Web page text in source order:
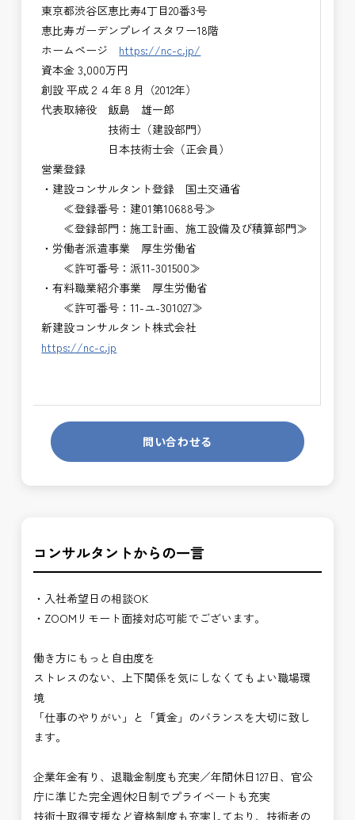
東京都渋谷区恵比寿4丁目20番3号
恵比寿ガーデンプレイスタワー18階
ホームページ https://nc-c.jp/
資本金 3,000万円
創設 平成２４年８月（2012年）
代表取締役 飯島 雄一郎
技術士（建設部門）
日本技術士会（正会員）
営業登録
・建設コンサルタント登録 国土交通省
≪登録番号：建01第10688号≫
≪登録部門：施工計画、施工設備及び積算部門≫
・労働者派遣事業 厚生労働省
≪許可番号：派11-301500≫
・有料職業紹介事業 厚生労働省
≪許可番号：11-ユ-301027≫
新建設コンサルタント株式会社
https://nc-c.jp
問い合わせる
コンサルタントからの一言
・入社希望日の相談OK
・ZOOMリモート面接対応可能でございます。
働き方にもっと自由度を
ストレスのない、上下関係を気にしなくてもよい職場環
境
「仕事のやりがい」と「賃金」のバランスを大切に致し
ます。
企業年金有り、退職金制度も充実／年間休日127日、官公
庁に準じた完全週休2日制でプライベートも充実
技術士取得支援など資格制度も充実しており、技術者の